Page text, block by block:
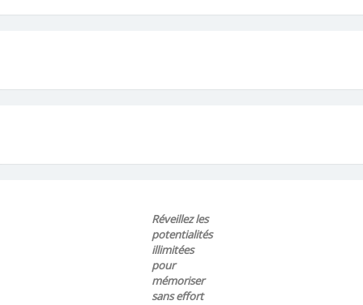
Réveillez les
potentialités
illimitées
pour
mémoriser
sans effort